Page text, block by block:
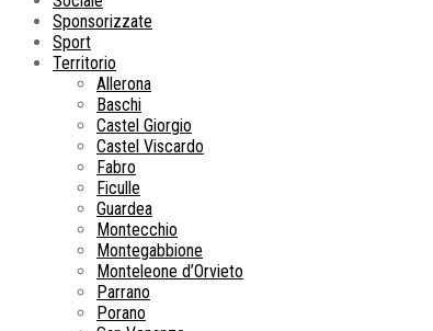
Sponsorizzate
Sport
Territorio
Allerona
Baschi
Castel Giorgio
Castel Viscardo
Fabro
Ficulle
Guardea
Montecchio
Montegabbione
Monteleone d’Orvieto
Parrano
Porano